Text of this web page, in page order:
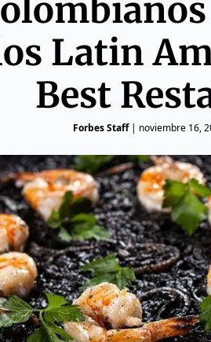
Latin
Best
Forbes Staff| noviembre 16,